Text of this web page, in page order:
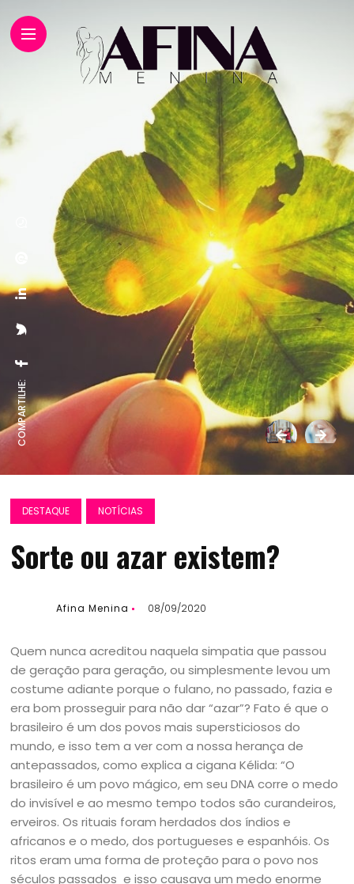
COMPARTILHE:
DESTAQUE NOTÍCIAS
Sorte ou azar existem?
Afina Menina 08/09/2020
Quem nunca acreditou naquela simpatia que passou
de geração para geração, ou simplesmente levou um
costume adiante porque o fulano, no passado, fazia e
era bom prosseguir para não dar “azar”? Fato é que o
brasileiro é um dos povos mais supersticiosos do
mundo, e isso tem a ver com a nossa herança de
antepassados, como explica a cigana Kélida: “O
brasileiro é um povo mágico, em seu DNA corre o medo
do invisível e ao mesmo tempo todos são curandeiros,
erveiros. Os rituais foram herdados dos índios e
africanos e o medo, dos portugueses e espanhóis. Os
ritos eram uma forma de proteção para o povo nos
séculos passados e isso causava um medo enorme